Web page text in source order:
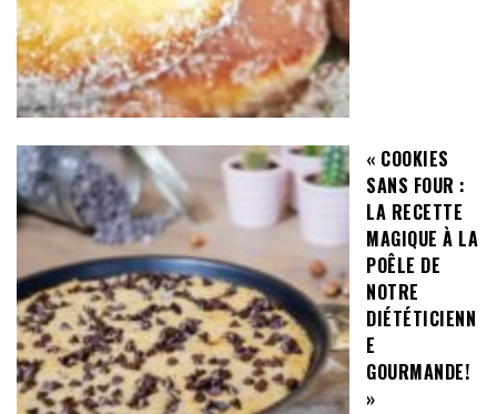
« COOKIES
SANS FOUR :
LA RECETTE
MAGIQUE À LA
POÊLE DE
NOTRE
DIÉTÉTICIENN
E
GOURMANDE!
»